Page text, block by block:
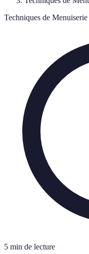
Techniques de Menuiserie
5 min de lecture